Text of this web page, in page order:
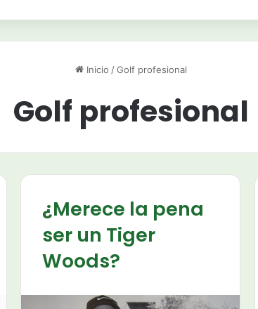
Inicio / Golf profesional
Golf profesional
¿Merece la pena
ser un Tiger
Woods?